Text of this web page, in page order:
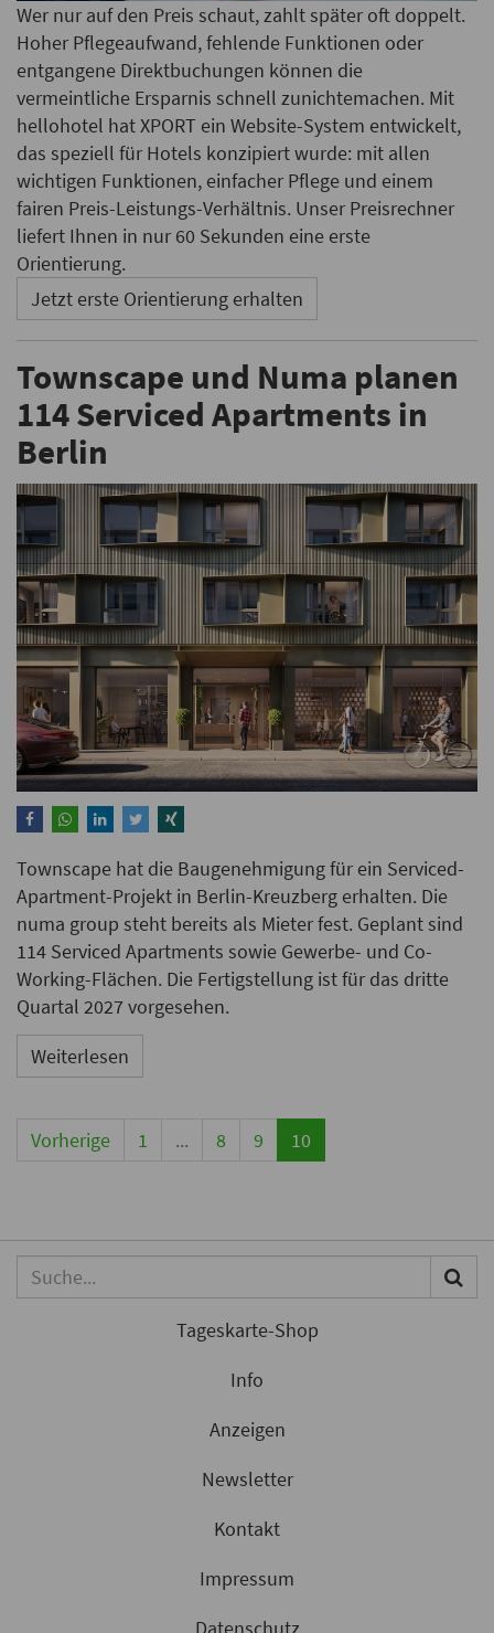
Wer nur auf den Preis schaut, zahlt später oft doppelt.
Hoher Pflegeaufwand, fehlende Funktionen oder
entgangene Direktbuchungen können die
vermeintliche Ersparnis schnell zunichtemachen. Mit
hellohotel hat XPORT ein Website-System entwickelt,
das speziell für Hotels konzipiert wurde: mit allen
wichtigen Funktionen, einfacher Pflege und einem
fairen Preis-Leistungs-Verhältnis. Unser Preisrechner
liefert Ihnen in nur 60 Sekunden eine erste
Orientierung.
Jetzt erste Orientierung erhalten
Townscape und Numa planen
114 Serviced Apartments in
Berlin
Townscape hat die Baugenehmigung für ein Serviced-
Apartment-Projekt in Berlin-Kreuzberg erhalten. Die
numa group steht bereits als Mieter fest. Geplant sind
114 Serviced Apartments sowie Gewerbe- und Co-
Working-Flächen. Die Fertigstellung ist für das dritte
Quartal 2027 vorgesehen.
Weiterlesen
Vorherige 1 ... 8 9 10
Tageskarte-Shop
Info
Anzeigen
Newsletter
Kontakt
Impressum